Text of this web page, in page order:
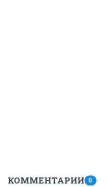
КОММЕНТАРИИ 0